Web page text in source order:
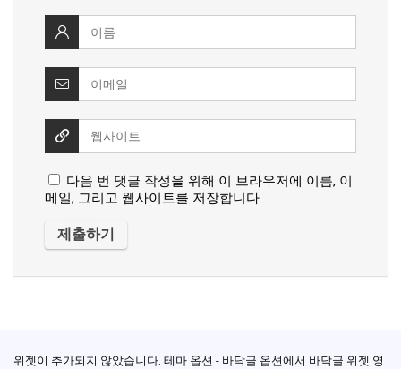
다음 번 댓글 작성을 위해 이 브라우저에 이름, 이
메일, 그리고 웹사이트를 저장합니다.
위젯이 추가되지 않았습니다. 테마 옵션 - 바닥글 옵션에서 바닥글 위젯 영